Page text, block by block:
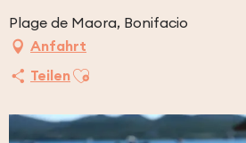
Plage de Maora, Bonifacio
Anfahrt
TeilenAjouter aux favoris